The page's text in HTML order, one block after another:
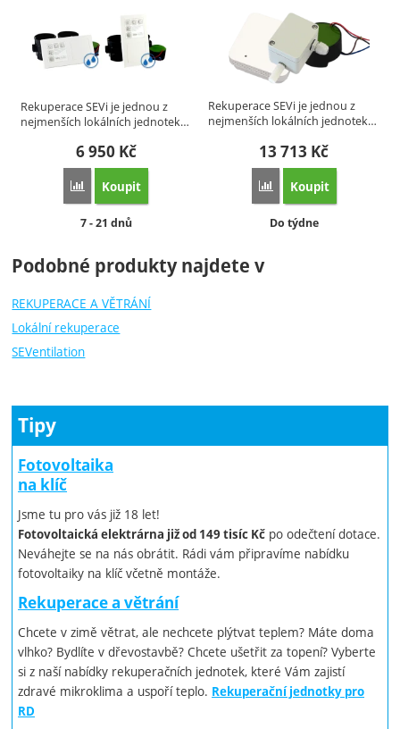
Rekuperace SEVi je jednou z
nejmenších lokálních jednotek…
6 950 Kč
Porovnat
Koupit
Dostupnost:
7 - 21 dnů
Rekuperace SEVi je jednou z
nejmenších lokálních jednotek…
13 713 Kč
Porovnat
Koupit
Dostupnost:
Do týdne
Podobné produkty najdete v
REKUPERACE A VĚTRÁNÍ
Lokální rekuperace
SEVentilation
Tipy
Fotovoltaika
na klíč
Jsme tu pro vás již 18 let!
Fotovoltaická elektrárna již od 149 tisíc Kč po odečtení dotace.
Neváhejte se na nás obrátit. Rádi vám připravíme nabídku
fotovoltaiky na klíč včetně montáže.
Rekuperace a větrání
Chcete v zimě větrat, ale nechcete plýtvat teplem? Máte doma
vlhko? Bydlíte v dřevostavbě? Chcete ušetřit za topení? Vyberte
si z naší nabídky rekuperačních jednotek, které Vám zajistí
zdravé mikroklima a uspoří teplo. Rekuperační jednotky pro
RD